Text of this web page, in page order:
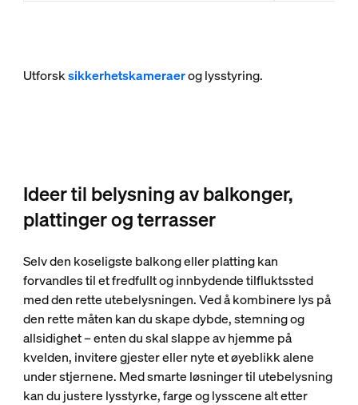
Utforsksikkerhetskameraerog lysstyring.
Ideer til belysning av balkonger,
plattinger og terrasser
Selv den koseligste balkong eller platting kan
forvandles til et fredfullt og innbydende tilfluktssted
med den rette utebelysningen. Ved å kombinere lys på
den rette måten kan du skape dybde, stemning og
allsidighet – enten du skal slappe av hjemme på
kvelden, invitere gjester eller nyte et øyeblikk alene
under stjernene. Med smarte løsninger til utebelysning
kan du justere lysstyrke, farge og lysscene alt etter